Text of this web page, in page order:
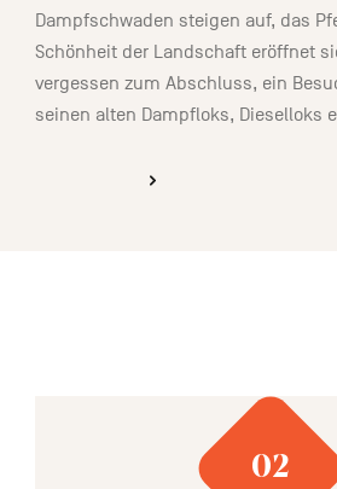
Dampfschwaden steigen auf, das
Schönheit der Landschaft eröffnet
vergessen zum Abschluss, ein
seinen alten Dampfloks, Dieselloks